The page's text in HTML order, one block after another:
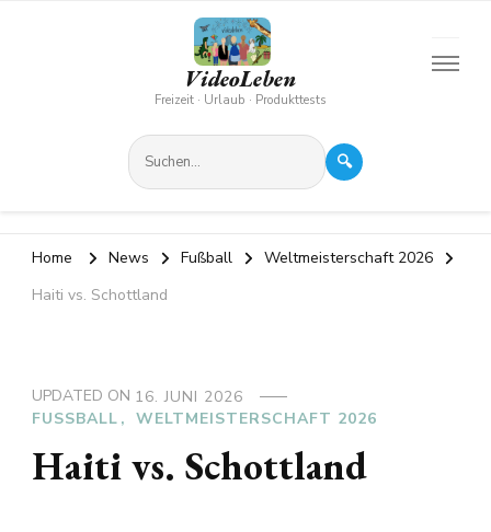
VideoLeben
Freizeit · Urlaub · Produkttests
🔍
Home News Fußball
Weltmeisterschaft 2026
Haiti vs. Schottland
UPDATED ON 16. JUNI 2026
FUSSBALL
WELTMEISTERSCHAFT 2026
Haiti vs. Schottland